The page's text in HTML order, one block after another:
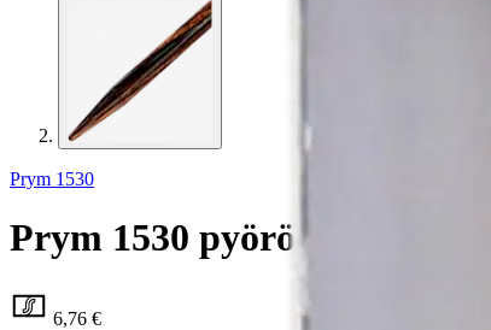
Prym 1530
Prym 1530 pyöröpuikon
6,76 €